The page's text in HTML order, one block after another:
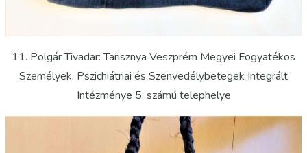
11. Polgár Tivadar: Tarisznya Veszprém Megyei Fogyatékos
Személyek, Pszichiátriai és Szenvedélybetegek Integrált
Intézménye 5. számú telephelye